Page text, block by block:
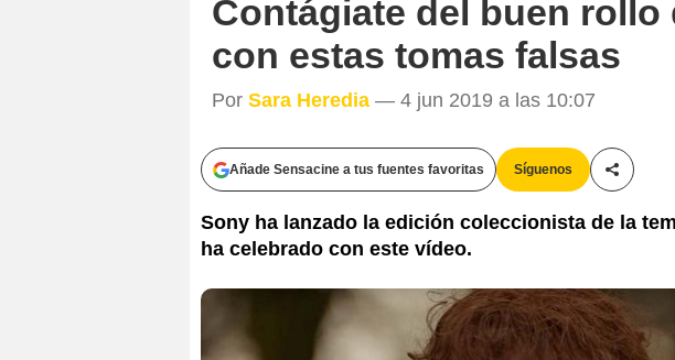
Contágiate del buen
con estas tomas falsas
Por Sara Heredia — 4 jun 2019 a las 10:07
Añade Sensacine a tus fuentes favoritas Síguenos
Sony ha lanzado la edición coleccionista de la
ha celebrado con este vídeo.